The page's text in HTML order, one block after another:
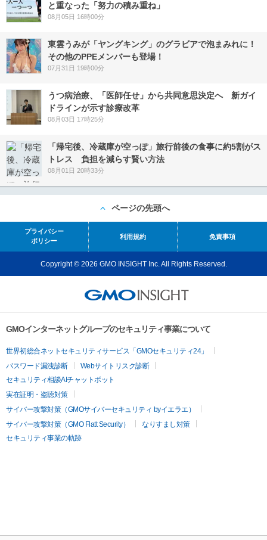
と重なった「努力の積み重ね」
08月05日 16時00分
東雲うみが「ヤングキング」のグラビアで泡まみれに！
その他のPPEメンバーも登場！
07月31日 19時00分
うつ病治療、「医師任せ」から共同意思決定へ 新ガイ
ドラインが示す診療改革
08月03日 17時25分
「帰宅後、冷蔵庫が空っぽ」旅行前後の食事に約5割がス
トレス 負担を減らす賢い方法
08月01日 20時33分
ページの先頭へ
プライバシー
ポリシー
利用規約 免責事項
Copyright © 2026 GMO INSIGHT Inc. All Rights Reserved.
GMOインターネットグループのセキュリティ事業について
世界初総合ネットセキュリティサービス「GMOセキュリティ24」
パスワード漏洩診断
Webサイトリスク診断
セキュリティ相談AIチャットボット
実在証明・盗聴対策
サイバー攻撃対策（GMOサイバーセキュリティ byイエラエ）
サイバー攻撃対策（GMO Flatt Security）
なりすまし対策
セキュリティ事業の軌跡